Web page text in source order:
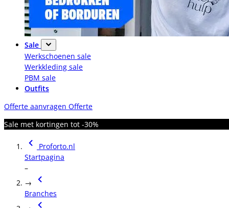
Sale
Werkschoenen sale
Werkkleding sale
PBM sale
Outfits
Offerte aanvragen Offerte
Sale met kortingen tot -30%
Proforto.nl
Startpagina
–
→
Branches